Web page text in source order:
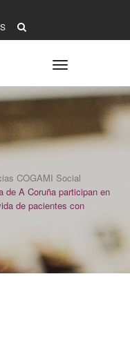
Toggle
navigation
COGAMI Social
de A Coruña participan en
de pacientes con